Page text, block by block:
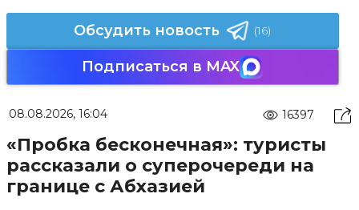
Обсудить новость (16)
Подписаться в MAX
08.08.2026, 16:04 16397
«Пробка бесконечная»: туристы
рассказали о суперочереди на
границе с Абхазией